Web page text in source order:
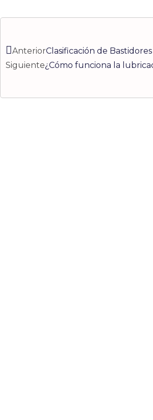
AnteriorClasificación de
Siguiente¿Cómo funciona la